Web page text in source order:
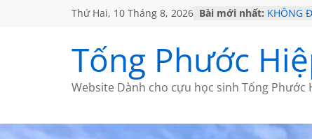
Thứ Hai, 10 Tháng 8, 2026 Bài mới nhất: KHÔNG
SÀI GÒN
KHÔNG
Tống Phước
Website Dành cho cựu học sinh Tống Phước